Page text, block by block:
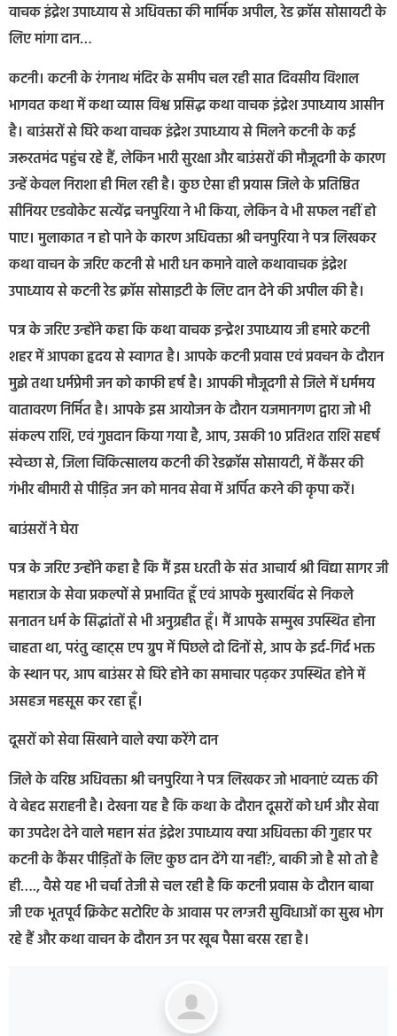
वाचक इंद्रेश उपाध्याय से अधिवक्ता की मार्मिक अपील, रेड क्रॉस सोसायटी के
लिए मांगा दान…
कटनी। कटनी के रंगनाथ मंदिर के समीप चल रही सात दिवसीय विशाल
भागवत कथा में कथा व्यास विश्व प्रसिद्ध कथा वाचक इंद्रेश उपाध्याय आसीन
है। बाउंसरों से घिरे कथा वाचक इंद्रेश उपाध्याय से मिलने कटनी के कई
जरूरतमंद पहुंच रहे हैं, लेकिन भारी सुरक्षा और बाउंसरों की मौजूदगी के कारण
उन्हें केवल निराशा ही मिल रही है। कुछ ऐसा ही प्रयास जिले के प्रतिष्ठित
सीनियर एडवोकेट सत्येंद्र चनपुरिया ने भी किया, लेकिन वे भी सफल नहीं हो
पाए। मुलाकात न हो पाने के कारण अधिवक्ता श्री चनपुरिया ने पत्र लिखकर
कथा वाचन के जरिए कटनी से भारी धन कमाने वाले कथावाचक इंद्रेश
उपाध्याय से कटनी रेड क्रॉस सोसाइटी के लिए दान देने की अपील की है।
पत्र के जरिए उन्होंने कहा कि कथा वाचक इन्द्रेश उपाध्याय जी हमारे कटनी
शहर में आपका हृदय से स्वागत है। आपके कटनी प्रवास एवं प्रवचन के दौरान
मुझे तथा धर्मप्रेमी जन को काफी हर्ष है। आपकी मौजूदगी से जिले में धर्ममय
वातावरण निर्मित है। आपके इस आयोजन के दौरान यजमानगण द्वारा जो भी
संकल्प राशि, एवं गुप्तदान किया गया है, आप, उसकी 10 प्रतिशत राशि सहर्ष
स्वेच्छा से, जिला चिकित्सालय कटनी की रेडक्रॉस सोसायटी, में कैंसर की
गंभीर बीमारी से पीड़ित जन को मानव सेवा में अर्पित करने की कृपा करें।
बाउंसरों ने घेरा
पत्र के जरिए उन्होंने कहा है कि मैं इस धरती के संत आचार्य श्री विद्या सागर जी
महाराज के सेवा प्रकल्पों से प्रभावित हूँ एवं आपके मुखारबिंद से निकले
सनातन धर्म के सिद्धांतों से भी अनुग्रहीत हूँ। मैं आपके सम्मुख उपस्थित होना
चाहता था, परंतु व्हाट्स एप ग्रुप में पिछले दो दिनों से, आप के इर्द-गिर्द भक्त
के स्थान पर, आप बाउंसर से घिरे होने का समाचार पढ़कर उपस्थित होने में
असहज महसूस कर रहा हूँ।
दूसरों को सेवा सिखाने वाले क्या करेंगे दान
जिले के वरिष्ठ अधिवक्ता श्री चनपुरिया ने पत्र लिखकर जो भावनाएं व्यक्त की
वे बेहद सराहनी है। देखना यह है कि कथा के दौरान दूसरों को धर्म और सेवा
का उपदेश देने वाले महान संत इंद्रेश उपाध्याय क्या अधिवक्ता की गुहार पर
कटनी के कैंसर पीड़ितों के लिए कुछ दान देंगे या नहीं?, बाकी जो है सो तो है
ही…., वैसे यह भी चर्चा तेजी से चल रही है कि कटनी प्रवास के दौरान बाबा
जी एक भूतपूर्व क्रिकेट सटोरिए के आवास पर लग्जरी सुविधाओं का सुख भोग
रहे हैं और कथा वाचन के दौरान उन पर खूब पैसा बरस रहा है।